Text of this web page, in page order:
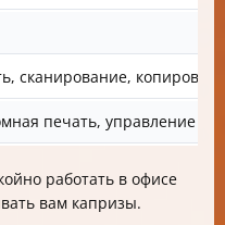
сканирование,
печать, управление
работать в офисе
вам капризы.